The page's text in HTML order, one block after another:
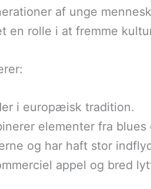
af unge
en rolle i at fremme
i europæisk tradition.
elementer fra
og har haft stor
appel og bred